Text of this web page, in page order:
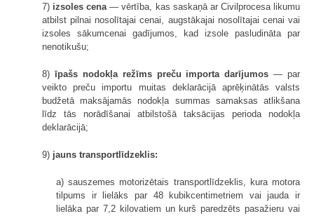
7) izsoles cena— vērtība, kas saskaņā ar Civilprocesa likumu
atbilst pilnai nosolītajai cenai, augstākajai nosolītajai cenai vai
izsoles sākumcenai gadījumos, kad izsole pasludināta par
nenotikušu;
8)īpašs nodokļa režīms preču importa darījumos — par
veikto preču importu muitas deklarācijā aprēķinātās valsts
budžetā maksājamās nodokļa summas samaksas atlikšana
līdz tās norādīšanai atbilstošā taksācijas perioda nodokļa
deklarācijā;
9) jauns transportlīdzeklis:
a) sauszemes motorizētais transportlīdzeklis, kura motora
tilpums ir lielāks par 48 kubikcentimetriem vai jauda ir
lielāka par 7,2 kilovatiem un kurš paredzēts pasažieru vai